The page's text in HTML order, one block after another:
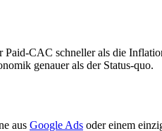
Paid-CAC schneller als die
genauer als der Status-quo.
aus Google Ads oder einem